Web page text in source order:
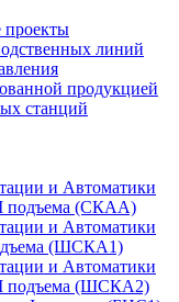
проекты
линий
продукцией
станций
и Автоматики
подъема (СКАА)
и Автоматики
(ШСКА1)
и Автоматики
подъема (ШСКА2)